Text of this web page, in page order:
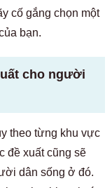
cố gắng chọn một
bạn.
cho người
theo từng khu vực
đề xuất cũng sẽ
dân sống ở đó.